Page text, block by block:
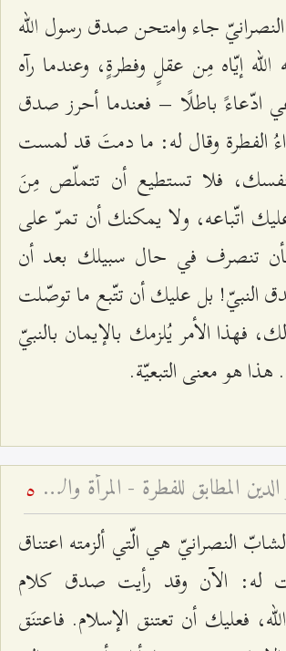
جاء وامتحن صدق رسول الله
إيّاه مِن عقلٍ وفطرةٍ، وعندما رآه
ادّعاءً باطلًا – فعندما أحرز صدق
الفطرة وقال له: ما دمتَ قد لمست
فلا تستطيع أن تتملّص مِنَ
اتّباعه، ولا يمكنك أن تمرّ على
تنصرف في حال سبيلك بعد أن
بل عليك أن تتّبع ما توصّلت
فهذا الأمر يُلزمك بالإيمان بالنبيّ
هذا هو معنى التبعيّة.
الدين الحقّ هو الدين المطابق للفطرة - المرأة والأسرة – قم – الجلسة السابعة 5
النصرانيّ هي الّتي ألزمته اعتناق
له: الآن وقد رأيت صدق كلام
فعليك أن تعتنق الإسلام. فاعتنَق